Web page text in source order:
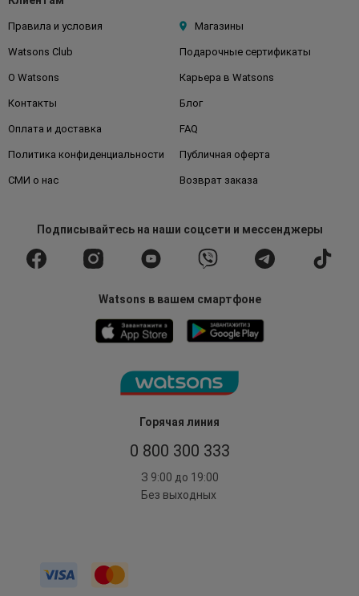
Горячая линия
0 800 300 333
З 9:00 до 19:00
Без выходных
Правила и условия Магазины
Watsons Club Подарочные сертификаты
О Watsons Карьера в Watsons
Контакты Блог
Оплата и доставка FAQ
Политика конфиденциальности Публичная оферта
СМИ о нас Возврат заказа
Подписывайтесьна наши соцсети и мессенджеры
Watsons в вашем смартфоне